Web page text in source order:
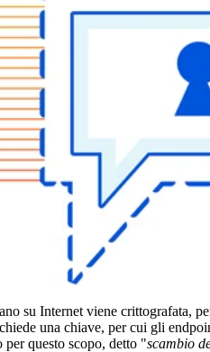
su Internet viene crittografata,
una chiave, per cui gli
questo scopo, detto "scambio